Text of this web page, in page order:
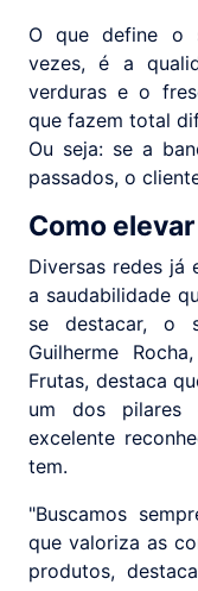
O que define o
vezes, é a
verduras e o
que fazem total
Ou seja: se a
passados, o
Como
Diversas redes já
a saudabilidade
se destacar, o
Guilherme
Frutas, destaca
um dos pilares
excelente
tem.
"Buscamos
que valoriza as
produtos,